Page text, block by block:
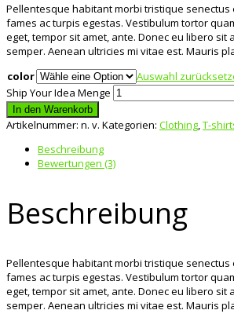
Pellentesque habitant morbi tristique senectus
fames ac turpis egestas. Vestibulum tortor
eget, tempor sit amet, ante. Donec eu libero sit
semper. Aenean ultricies mi vitae est. Mauris
color
Auswahl
Ship Your Idea Menge
In den Warenkorb
Artikelnummer: n. v. Kategorien: Clothing,T-
Beschreibung
Bewertungen (3)
Beschreibung
Pellentesque habitant morbi tristique senectus
fames ac turpis egestas. Vestibulum tortor
eget, tempor sit amet, ante. Donec eu libero sit
semper. Aenean ultricies mi vitae est. Mauris